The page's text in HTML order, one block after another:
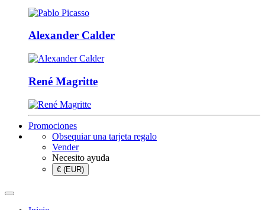
Alexander Calder
René Magritte
Promociones
Obsequiar una tarjeta regalo
Vender
Necesito ayuda
€ (EUR)